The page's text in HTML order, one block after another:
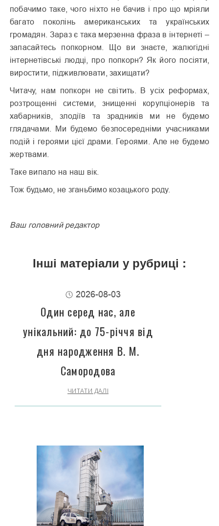
побачимо таке, чого ніхто не бачив і про що мріяли
багато поколінь американських та українських
громадян. Зараз є така мерзенна фраза в інтернеті –
запасайтесь попкорном. Що ви знаєте, жалюгідні
інтернетівські людці, про попкорн? Як його посіяти,
виростити, підживлювати, захищати?
Читачу, нам попкорн не світить. В усіх реформах,
розтрощенні системи, знищенні корупціонерів та
хабарників, злодіїв та зрадників ми не будемо
глядачами. Ми будемо безпосередніми учасниками
подій і героями цієї драми. Героями. Але не будемо
жертвами.
Таке випало на наш вік.
Тож будьмо, не зганьбимо козацького роду.
Ваш головний редактор
Інші матеріали у рубриці :
2026-08-03
Один серед нас, але
унікальний: до 75-річчя від
дня народження В. М.
Самородова
ЧИТАТИ ДАЛІ